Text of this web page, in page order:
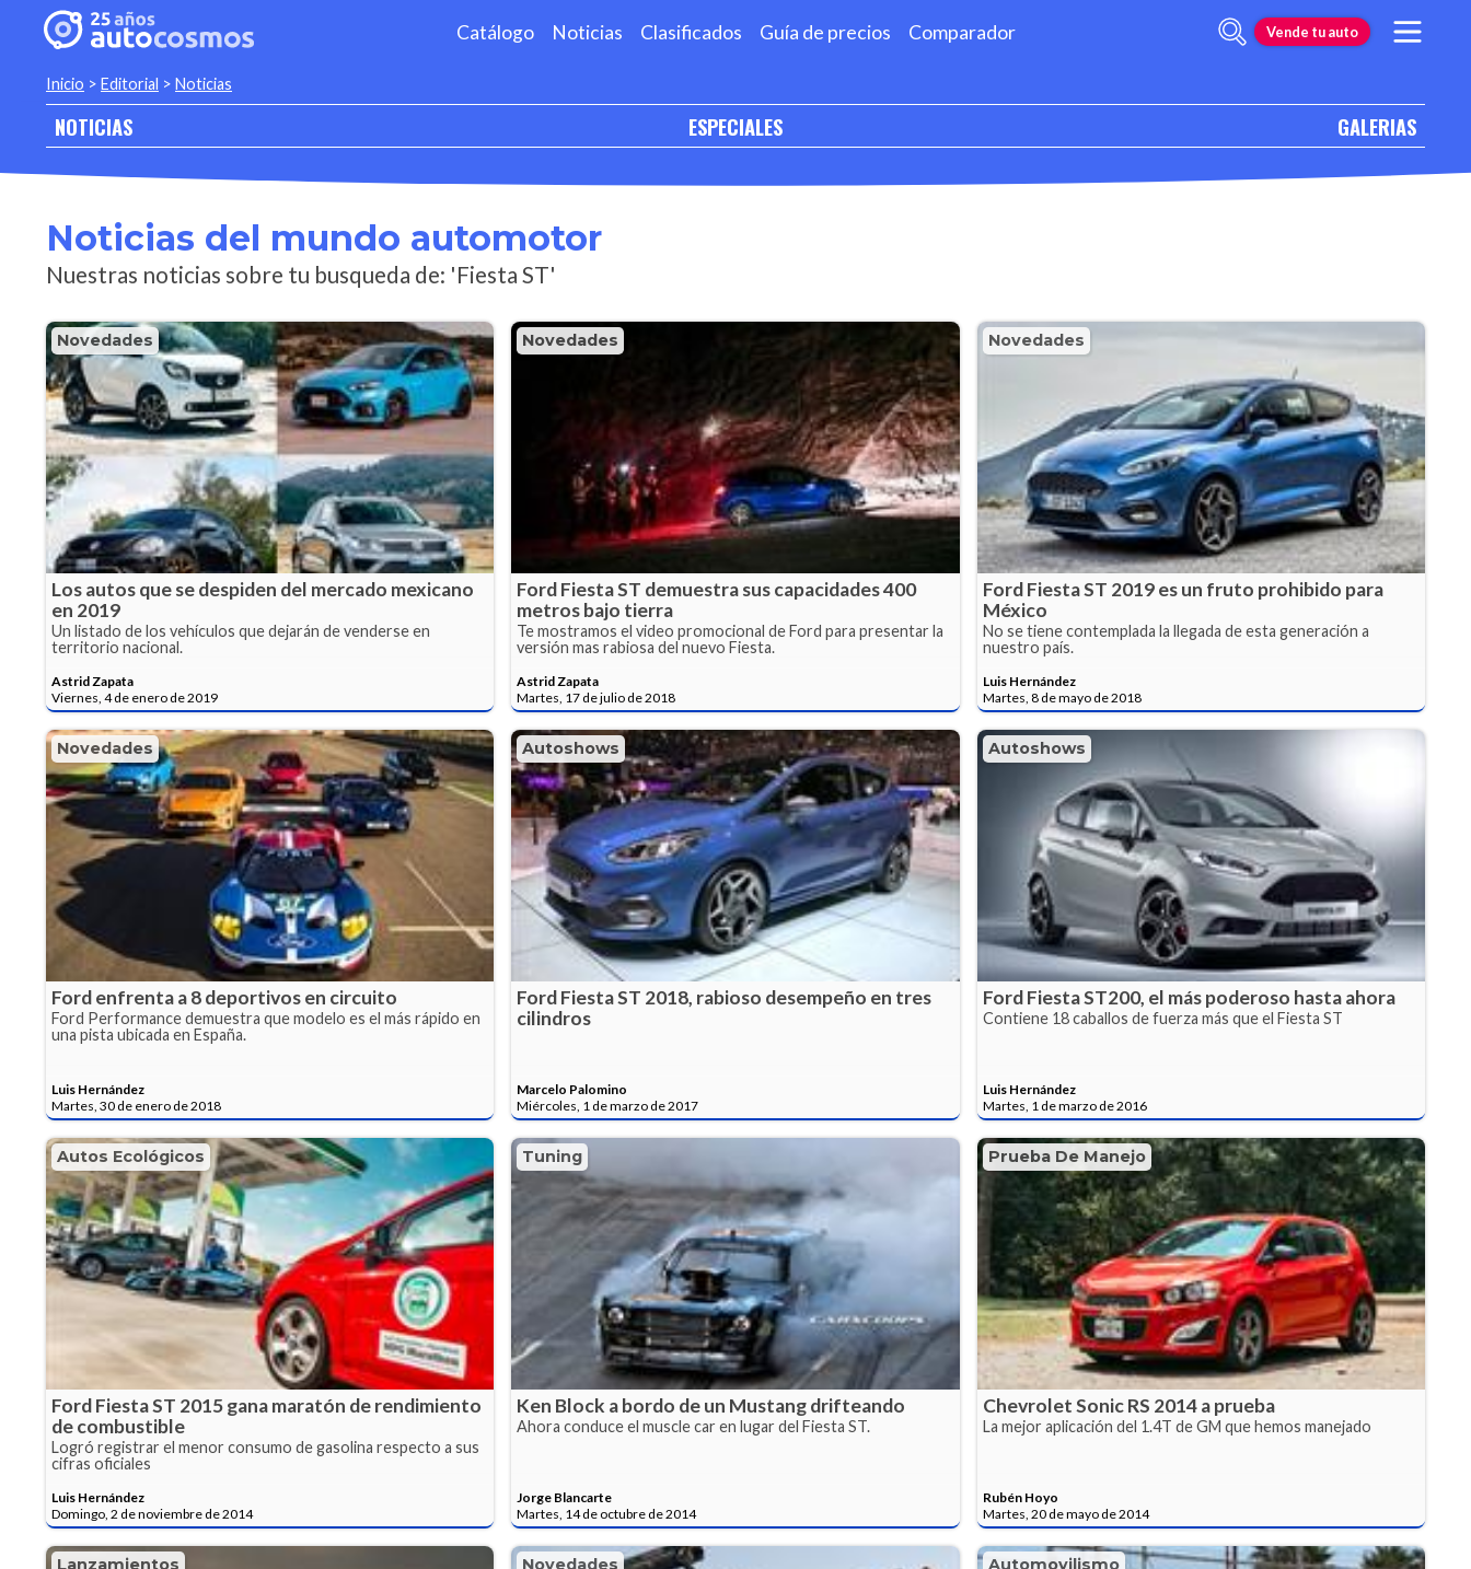
Catálogo Noticias Clasificados Guía de precios Comparador Vende tu auto
Inicio > Editorial > Noticias
NOTICIAS ESPECIALES GALERIAS
Noticias del mundo automotor
Nuestras noticias sobre tu busqueda de: 'Fiesta ST'
Novedades
Los autos que se despiden del mercado mexicano
en 2019
Un listado de los vehículos que dejarán de venderse en
territorio nacional.
Astrid Zapata
Viernes, 4 de enero de 2019
Novedades
Ford Fiesta ST demuestra sus capacidades 400
metros bajo tierra
Te mostramos el video promocional de Ford para presentar la
versión mas rabiosa del nuevo Fiesta.
Astrid Zapata
Martes, 17 de julio de 2018
Novedades
Ford Fiesta ST 2019 es un fruto prohibido para
México
No se tiene contemplada la llegada de esta generación a
nuestro país.
Luis Hernández
Martes, 8 de mayo de 2018
Novedades
Ford enfrenta a 8 deportivos en circuito
Ford Performance demuestra que modelo es el más rápido en
una pista ubicada en España.
Luis Hernández
Martes, 30 de enero de 2018
Autoshows
Ford Fiesta ST 2018, rabioso desempeño en tres
cilindros
Marcelo Palomino
Miércoles, 1 de marzo de 2017
Autoshows
Ford Fiesta ST200, el más poderoso hasta ahora
Contiene 18 caballos de fuerza más que el Fiesta ST
Luis Hernández
Martes, 1 de marzo de 2016
Autos Ecológicos
Ford Fiesta ST 2015 gana maratón de rendimiento
de combustible
Logró registrar el menor consumo de gasolina respecto a sus
cifras oficiales
Luis Hernández
Domingo, 2 de noviembre de 2014
Tuning
Ken Block a bordo de un Mustang drifteando
Ahora conduce el muscle car en lugar del Fiesta ST.
Jorge Blancarte
Martes, 14 de octubre de 2014
Prueba De Manejo
Chevrolet Sonic RS 2014 a prueba
La mejor aplicación del 1.4T de GM que hemos manejado
Rubén Hoyo
Martes, 20 de mayo de 2014
Lanzamientos Novedades Automovilismo